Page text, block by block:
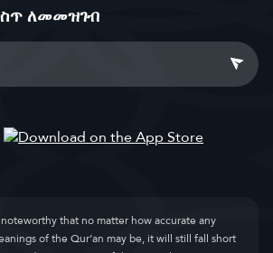
ለመመዝገብ
that no matter how accurate any
of the Qur’an may be, it will still fall short